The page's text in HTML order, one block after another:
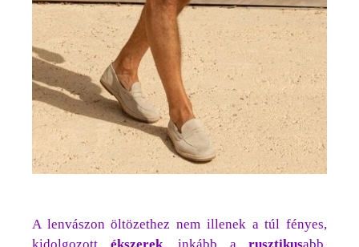
A lenvászon öltözethez nem illenek a túl fényes,